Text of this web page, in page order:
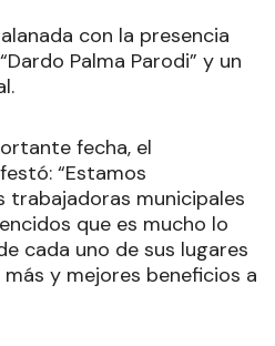
con la presencia
Palma Parodi” y un
fecha, el
“Estamos
trabajadoras municipales
que es mucho lo
cada uno de sus lugares
y mejores beneficios a